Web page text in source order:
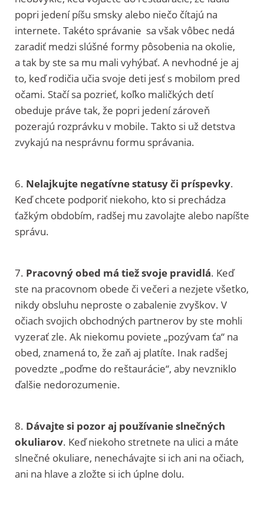
popri jedení píšu smsky alebo niečo čítajú na
internete. Takéto správanie sa však vôbec nedá
zaradiť medzi slúšné formy pôsobenia na okolie,
a tak by ste sa mu mali vyhýbať. A nevhodné je aj
to, keď rodičia učia svoje deti jesť s mobilom pred
očami. Stačí sa pozrieť, koľko maličkých detí
obeduje práve tak, že popri jedení zároveň
pozerajú rozprávku v mobile. Takto si už detstva
zvykajú na nesprávnu formu správania.
6. Nelajkujte negatívne statusy či príspevky.
Keď chcete podporiť niekoho, kto si prechádza
ťažkým obdobím, radšej mu zavolajte alebo napíšte
správu.
7. Pracovný obed má tiež svoje pravidlá. Keď
ste na pracovnom obede či večeri a nezjete všetko,
nikdy obsluhu neproste o zabalenie zvyškov. V
očiach svojich obchodných partnerov by ste mohli
vyzerať zle. Ak niekomu poviete „pozývam ťa“ na
obed, znamená to, že zaň aj platíte. Inak radšej
povedzte „poďme do reštaurácie“, aby nevzniklo
ďalšie nedorozumenie.
8. Dávajte si pozor aj používanie slnečných
okuliarov. Keď niekoho stretnete na ulici a máte
slnečné okuliare, nenechávajte si ich ani na očiach,
ani na hlave a zložte si ich úplne dolu.